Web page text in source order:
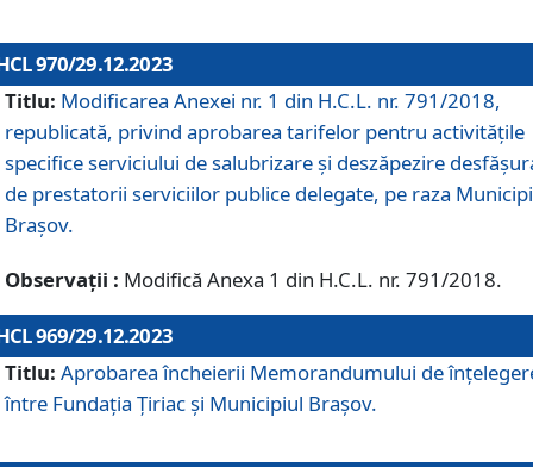
970/29.12.2023
Titlu: Modificarea Anexei nr. 1 din H.C.L. nr. 791/2018,
republicată, privind aprobarea tarifelor pentru activitățile
specifice serviciului de salubrizare și deszăpezire
de prestatorii serviciilor publice delegate, pe raza
Brașov.
Observații : Modifică Anexa 1 din H.C.L. nr. 791/2018.
969/29.12.2023
Titlu: Aprobarea încheierii Memorandumului de
între Fundația Țiriac și Municipiul Brașov.